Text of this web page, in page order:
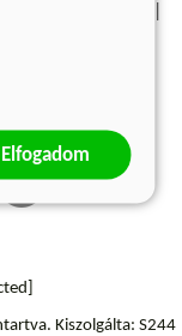
Kiszolgálta: S244
Elfogadom